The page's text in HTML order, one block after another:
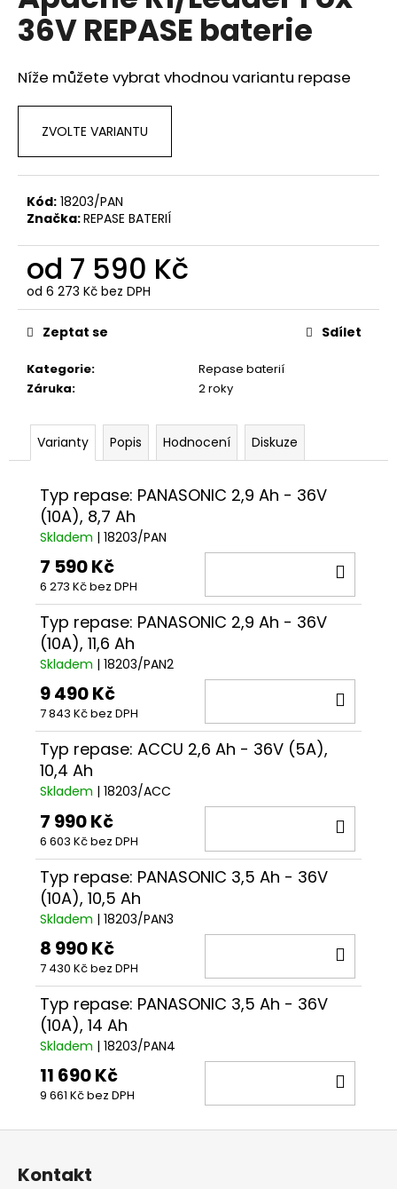
0,0
z
hvězdiček.
36V REPASE baterie
Níže můžete vybrat vhodnou variantu repase
ZVOLTE VARIANTU
Kód: 18203/PAN
Značka:REPASE BATERIÍ
od 7 590 Kč
od 6 273 Kč bez DPH
Měrná
cena:
Kategorie:
Repase baterií
Záruka: 2 roky
Zeptat se Sdílet
Varianty Popis Hodnocení Diskuze
Typ repase: PANASONIC 2,9 Ah - 36V
(10A), 8,7 Ah
Skladem | 18203/PAN
7 590 Kč
6 273 Kč bez DPH
Typ repase: PANASONIC 2,9 Ah - 36V
(10A), 11,6 Ah
Skladem | 18203/PAN2
9 490 Kč
7 843 Kč bez DPH
Typ repase: ACCU 2,6 Ah - 36V (5A),
10,4 Ah
Skladem | 18203/ACC
7 990 Kč
6 603 Kč bez DPH
Typ repase: PANASONIC 3,5 Ah - 36V
(10A), 10,5 Ah
Skladem | 18203/PAN3
8 990 Kč
7 430 Kč bez DPH
Typ repase: PANASONIC 3,5 Ah - 36V
(10A), 14 Ah
Skladem | 18203/PAN4
11 690 Kč
9 661 Kč bez DPH
a
j
í
t
?
D
o
p
o
u
č
e
MACHINE
CATHERINE
CRB
30-
GLOSS
LIGHT
MINT/DARK
SILVER/BLACK
Kontakt